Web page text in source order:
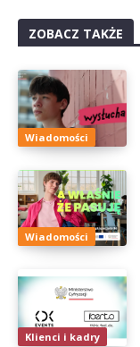
ZOBACZ TAKŻE
Wiadomości
Wiadomości
Klienci i kadry